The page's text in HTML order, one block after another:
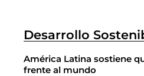
Desarrollo
América Latina sostiene
frente al mundo